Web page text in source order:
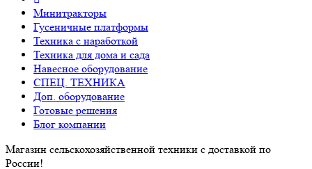
Минитракторы
Гусеничные платформы
Техника с наработкой
Техника для дома и сада
Навесное оборудование
СПЕЦ. ТЕХНИКА
Доп. оборудование
Готовые решения
Блог компании
Магазин сельскохозяйственной техники с доставкой по
России!